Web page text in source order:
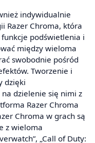
indywidualnie
Razer Chroma, która
podświetlenia i
między wieloma
swobodnie pośród
Tworzenie i
dzięki
dzielenie się nimi z
Razer Chroma
Chroma w grach są
z wieloma
„Call of Duty: